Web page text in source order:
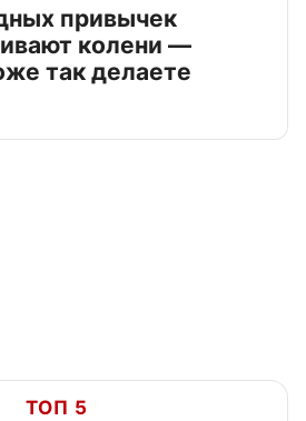
привычек
колени —
так делаете
ТОП 5